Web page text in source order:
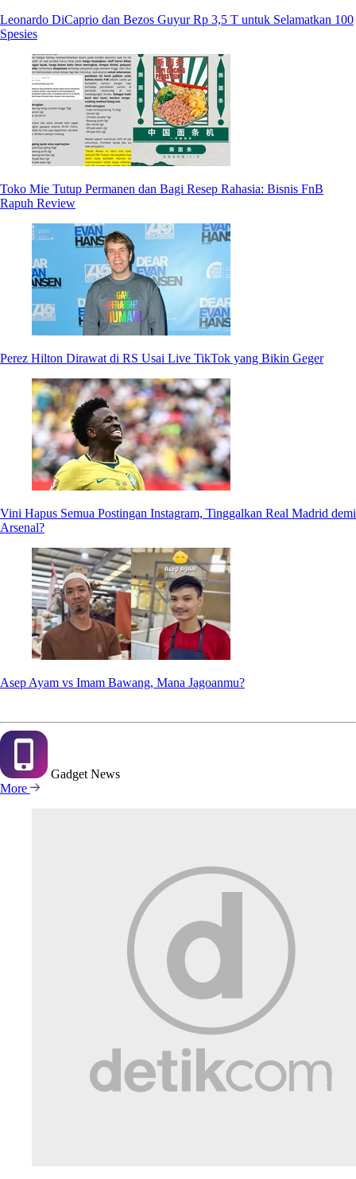
Leonardo DiCaprio dan Bezos Guyur Rp 3,5 T untuk Selamatkan 100
Spesies
Toko Mie Tutup Permanen dan Bagi Resep Rahasia: Bisnis FnB
Rapuh Review
Perez Hilton Dirawat di RS Usai Live TikTok yang Bikin Geger
Vini Hapus Semua Postingan Instagram, Tinggalkan Real Madrid demi
Arsenal?
Asep Ayam vs Imam Bawang, Mana Jagoanmu?
Gadget News
More